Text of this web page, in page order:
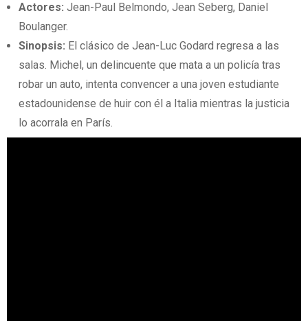
Actores: Jean-Paul Belmondo, Jean Seberg, Daniel
Boulanger.
Sinopsis: El clásico de Jean-Luc Godard regresa a las
salas. Michel, un delincuente que mata a un policía tras
robar un auto, intenta convencer a una joven estudiante
estadounidense de huir con él a Italia mientras la justicia
lo acorrala en París.